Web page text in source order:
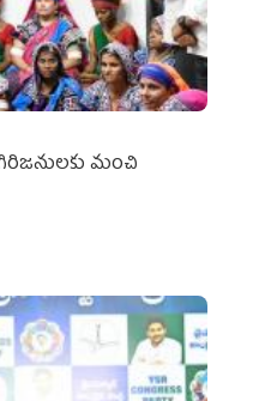
మంచి